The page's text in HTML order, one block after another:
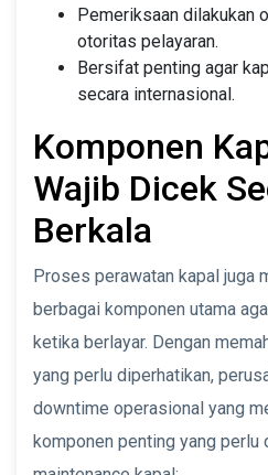
Pemeriksaan dilakukan
otoritas pelayaran.
Bersifat penting agar
secara internasional.
Komponen
Wajib Dicek
Berkala
Proses perawatan kapal juga
berbagai komponen utama
ketika berlayar. Dengan
yang perlu diperhatikan,
downtime operasional yang
komponen penting yang perlu